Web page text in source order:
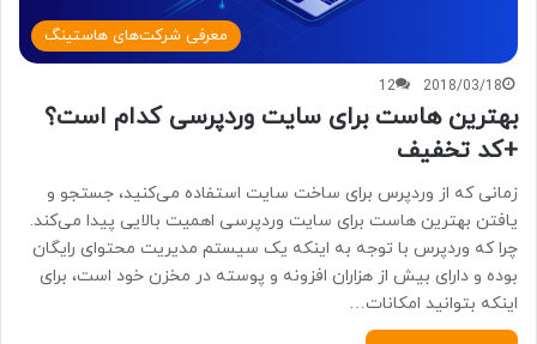
معرفی شرکت‌های هاستینگ
2018/03/18
12
بهترین هاست برای سایت وردپرسی کدام است؟
+کد تخفیف
زمانی که از وردپرس برای ساخت سایت استفاده می‌کنید، جستجو و
یافتن بهترین هاست برای سایت وردپرسی اهمیت بالایی پیدا می‌کند.
چرا که وردپرس با توجه به اینکه یک سیستم مدیریت محتوای رایگان
بوده و دارای بیش از هزاران افزونه و پوسته در مخزن خود است، برای
اینکه بتوانید امکانات…